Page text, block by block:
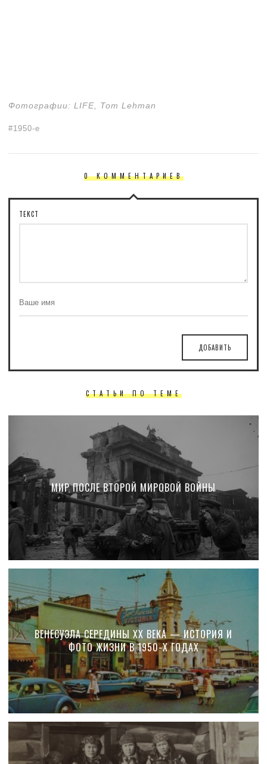
Фотографии: LIFE, Tom Lehman
1950-е
0 КОММЕНТАРИЕВ
ТЕКСТ
ДОБАВИТЬ
СТАТЬИ ПО ТЕМЕ
МИР ПОСЛЕ ВТОРОЙ МИРОВОЙ ВОЙНЫ
ВЕНЕСУЭЛА СЕРЕДИНЫ XX ВЕКА — ИСТОРИЯ И
ФОТО ЖИЗНИ В 1950-Х ГОДАХ